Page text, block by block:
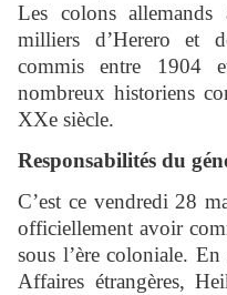
Les colons
milliers d’Herero et
commis entre 1904
nombreux historiens
XXe siècle.
Responsabilités du
C’est ce vendredi 28
officiellement avoir
sous l’ère coloniale.
Affaires étrangères,